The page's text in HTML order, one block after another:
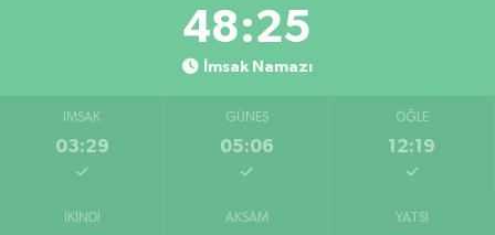
48:25
İmsak Namazı
İMSAK
03:29
GÜNEŞ
05:06
ÖĞLE
12:19
İKINDI AKŞAM YATSI